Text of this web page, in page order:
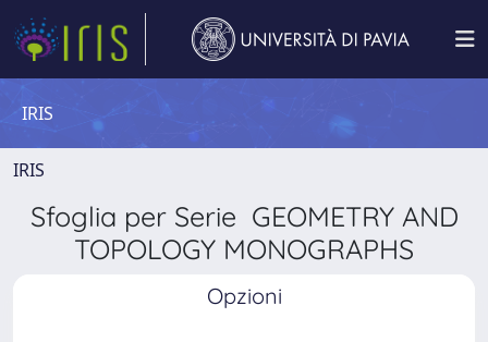
IRIS
IRIS
Sfoglia per Serie GEOMETRY AND
TOPOLOGY MONOGRAPHS
Opzioni